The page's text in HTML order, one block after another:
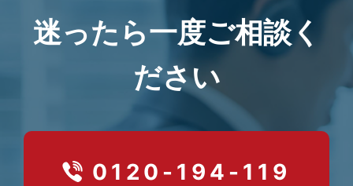
迷ったら一度ご相談く
ださい
0120-194-119